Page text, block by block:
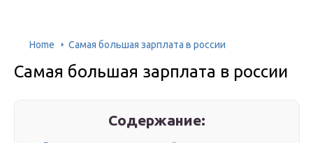
Home Самая большая зарплата в россии
Самая большая зарплата в россии
Содержание: